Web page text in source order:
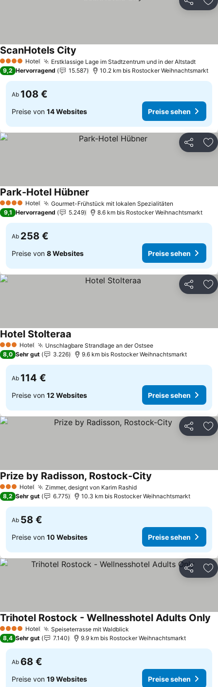
Teilen
4 Sterne Hotel Erstklassige Lage im Stadtzentrum und in der Altstadt
ScanHotels City
9,2 Hervorragend 15.587 10.2 km bis Rostocker Weihnachtsmarkt
Ab 108 €
Preise von 14 Websites Preise sehen
Teilen
4 Sterne Hotel Gourmet-Frühstück mit lokalen Spezialitäten
Park-Hotel Hübner
9,1 Hervorragend 5.249 8.6 km bis Rostocker Weihnachtsmarkt
Ab 258 €
Preise von 8 Websites Preise sehen
Teilen
3 SterneHotel Unschlagbare Strandlage an der OstseePreise sehen
Hotel Stolteraa
8,0 Sehr gut 3.226 9.6 km bis Rostocker Weihnachtsmarkt
Ab 114 €
Preise von 12 Websites Preise sehen
Teilen
3 SterneHotel Zimmer, designt von Karim RashidPreise sehen
Prize by Radisson, Rostock-City
8,2 Sehr gut 6.775 10.3 km bis Rostocker Weihnachtsmarkt
Ab 58 €
Preise von 10 Websites Preise sehen
Teilen
4 Sterne Hotel Speiseterrasse mit Waldblick
Trihotel Rostock - Wellnesshotel Adults Only
8,4 Sehr gut 7.140 9.9 km bis Rostocker Weihnachtsmarkt
Ab 68 €
Preise von 19 Websites Preise sehen